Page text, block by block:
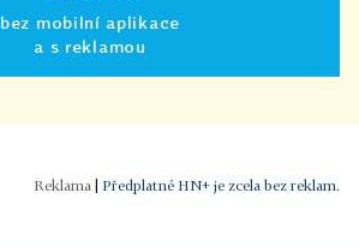
bez mobilní aplikace
a s reklamou
Předplatné HN+ je zcela bez reklam.